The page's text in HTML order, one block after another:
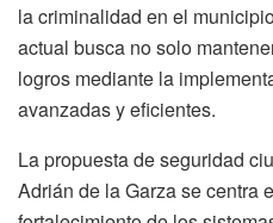
la criminalidad en el
actual busca no solo
logros mediante la
avanzadas y eficientes.
La propuesta de seguridad
Adrián de la Garza se centra